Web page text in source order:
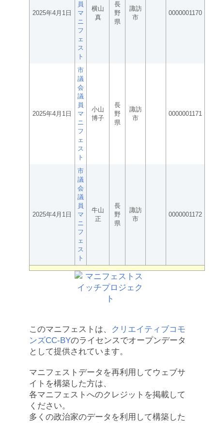
2025年4月1日
員
マ
ニ
フ
ェ
ス
ト
横山
真
長
野
県
諏訪
市
0000001170
2025年4月1日
市
議
会
議
員
マ
ニ
フ
ェ
ス
ト
小山
博子
長
野
県
諏訪
市
0000001171
2025年4月1日
市
議
会
議
員
マ
ニ
フ
ェ
ス
ト
牛山
正
長
野
県
諏訪
市
0000001172
このマニフェストは、
クリエイティブコモ
ンズCC-BYのライセンスでオープンデータ
として提供されています。
マニフェストデータを再利用してウェブサ
イトを構築した方は、
各マニフェストへのクレジットを掲載して
ください。
多くの政治家のデータを利用して構築した